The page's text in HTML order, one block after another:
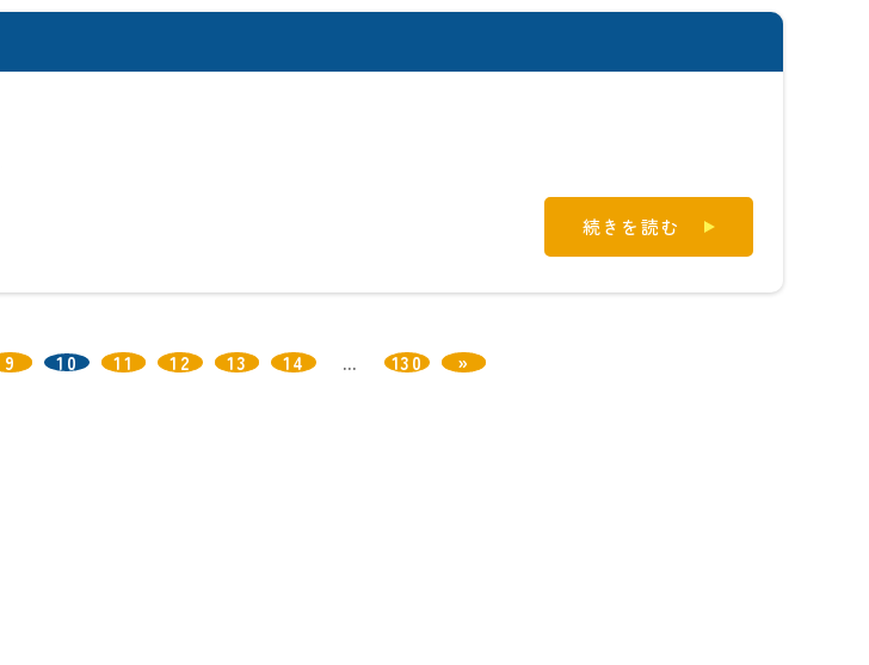
続きを読む
9 10 11 12 13 14 … 130 »